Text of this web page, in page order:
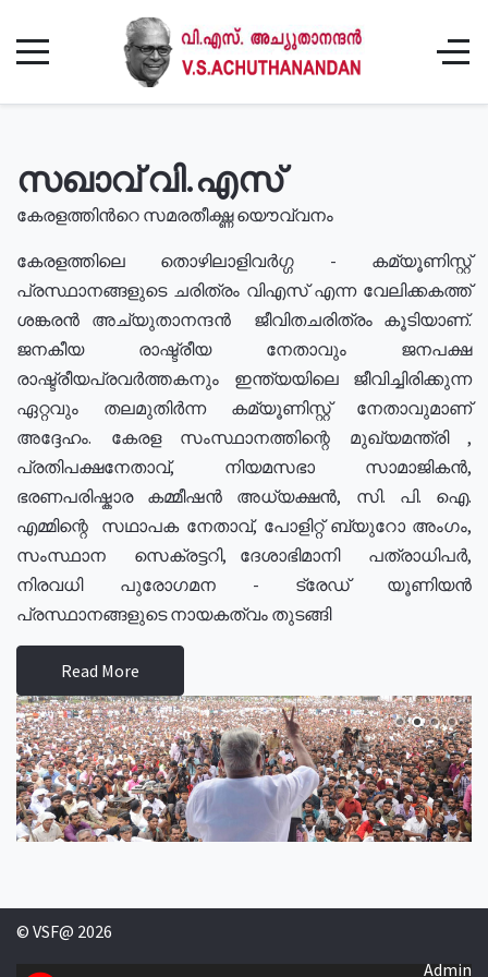
സഖാവ് വി.എസ്
കേരളത്തിൻറെ സമരതീക്ഷ്ണ യൌവ്വനം
കേരളത്തിലെ തൊഴിലാളിവർഗ്ഗ - കമ്യൂണിസ്റ്റ്
പ്രസ്ഥാനങ്ങളുടെ ചരിത്രം വിഎസ് എന്ന വേലിക്കകത്ത്
ശങ്കരൻ അച്യുതാനന്ദൻ ജീവിതചരിത്രം കൂടിയാണ്.
ജനകീയ രാഷ്ട്രീയ നേതാവും ജനപക്ഷ
രാഷ്ട്രീയപ്രവർത്തകനും ഇന്ത്യയിലെ ജീവിച്ചിരിക്കുന്ന
ഏറ്റവും തലമുതിർന്ന കമ്യൂണിസ്റ്റ് നേതാവുമാണ്
അദ്ദേഹം. കേരള സംസ്ഥാനത്തിന്റെ മുഖ്യമന്ത്രി ,
പ്രതിപക്ഷനേതാവ്, നിയമസഭാ സാമാജികൻ,
ഭരണപരിഷ്കാര കമ്മീഷൻ അധ്യക്ഷൻ, സി. പി. ഐ.
എമ്മിന്റെ സഥാപക നേതാവ്, പോളിറ്റ് ബ്യുറോ അംഗം,
സംസ്ഥാന സെക്രട്ടറി, ദേശാഭിമാനി പത്രാധിപർ,
നിരവധി പുരോഗമന - ട്രേഡ് യൂണിയൻ
പ്രസ്ഥാനങ്ങളുടെ നായകത്വം തുടങ്ങി
Read More
© VSF@ 2026
Admin